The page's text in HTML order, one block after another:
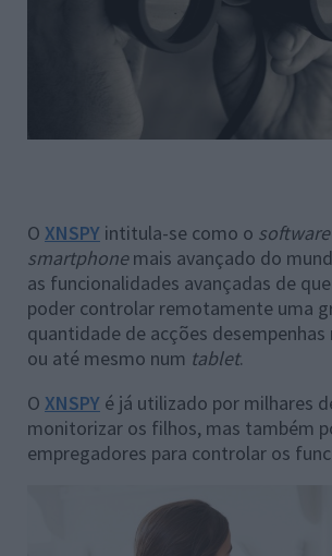
O XNSPY intitula-se como o software
smartphonemais avançado do
as funcionalidades avançadas de
poder controlar remotamente uma
quantidade de acções desempenhas
ou até mesmo num tablet.
O XNSPY é já utilizado por milhares
monitorizar os filhos, mas também
empregadores para controlar os